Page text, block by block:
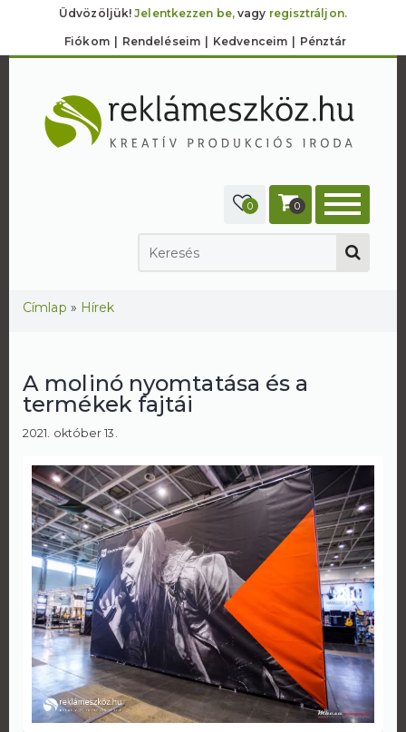
Üdvözöljük!Jelentkezzen be,vagy regisztráljon.
Fiókom Rendeléseim Kedvenceim Pénztár
0 0
Jelenlegi hely
Címlap » Hírek
A molinó nyomtatása és a
termékek fajtái
2021. október 13.